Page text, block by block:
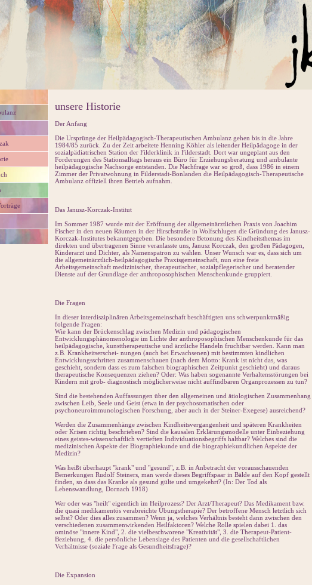
unsere Historie
Der Anfang
Die Ursprünge der Heilpädagogisch-Therapeutischen Ambulanz gehen bis in die Jahre
1984/85 zurück. Zu der Zeit arbeitete Henning Köhler als leitender Heilpädagoge in der
sozialpädiatrischen Station der Filderklinik in Filderstadt. Dort war ungeplant aus den
Forderungen des Stationsalltags heraus ein Büro für Erziehungsberatung und ambulante
heilpädagogische Nachsorge entstanden. Die Nachfrage war so groß, dass 1986 in einem
Zimmer der Privatwohnung in Filderstadt-Bonlanden die Heilpädagogisch-Therapeutische
Ambulanz offiziell ihren Betrieb aufnahm.
Das Janusz-Korczak-Institut
Im Sommer 1987 wurde mit der Eröffnung der allgemeinärztlichen Praxis von Joachim
Fischer in den neuen Räumen in der Hirschstraße in Wolfschlugen die Gründung des Janusz-
Korczak-Institutes bekanntgegeben. Die besondere Betonung des Kindheitsthemas im
direkten und übertragenen Sinne veranlasste uns, Janusz Korczak, den großen Pädagogen,
Kinderarzt und Dichter, als Namenspatron zu wählen. Unser Wunsch war es, dass sich um
die allgemeinärztlich-heilpädagogische Praxisgemeinschaft, nun eine freie
Arbeitsgemeinschaft medizinischer, therapeutischer, sozialpflegerischer und beratender
Dienste auf der Grundlage der anthroposophischen Menschenkunde gruppiert.
Die Fragen
In dieser interdisziplinären Arbeitsgemeinschaft beschäftigten uns schwerpunktmäßig
folgende Fragen:
Wie kann der Brückenschlag zwischen Medizin und pädagogischen
Entwicklungsphänomenologie im Lichte der anthroposophischen Menschenkunde für das
heilpädagogische, kunsttherapeutische und ärztliche Handeln fruchtbar werden. Kann man
z.B. Krankheitserschei- nungen (auch bei Erwachsenen) mit bestimmten kindlichen
Entwicklungsschritten zusammenschauen (nach dem Motto: Krank ist nicht das, was
geschieht, sondern dass es zum falschen biographischen Zeitpunkt geschieht) und daraus
therapeutische Konsequenzen ziehen? Oder: Was haben sogenannte Verhaltensstörungen bei
Kindern mit grob- diagnostisch möglicherweise nicht auffindbaren Organprozessen zu tun?
Sind die bestehenden Auffassungen über den allgemeinen und ätiologischen Zusammenhang
zwischen Leib, Seele und Geist (etwa in der psychosomatischen oder
psychoneuroimmunologischen Forschung, aber auch in der Steiner-Exegese) ausreichend?
Werden die Zusammenhänge zwischen Kindheitsvergangenheit und späteren Krankheiten
oder Krisen richtig beschrieben? Sind die kausalen Erklärungsmodelle unter Einbeziehung
eines geistes-wissenschaftlich vertieften Individuationsbegriffs haltbar? Welches sind die
medizinischen Aspekte der Biographiekunde und die biographiekundlichen Aspekte der
Medizin?
Was heißt überhaupt "krank" und "gesund", z.B. in Anbetracht der vorausschauenden
Bemerkungen Rudolf Steiners, man werde dieses Begriffspaar in Bälde auf den Kopf gestellt
finden, so dass das Kranke als gesund gülte und umgekehrt? (In: Der Tod als
Lebenswandlung, Dornach 1918)
Wer oder was "heilt" eigentlich im Heilprozess? Der Arzt/Therapeut? Das Medikament bzw.
die quasi medikamentös verabreichte Übungstherapie? Der betroffene Mensch letztlich sich
selbst? Oder dies alles zusammen? Wenn ja, welches Verhältnis besteht dann zwischen den
verschiedenen zusammenwirkenden Heilfaktoren? Welche Rolle spielen dabei 1. das
ominöse "innere Kind", 2. die vielbeschworene "Kreativität", 3. die Therapeut-Patient-
Beziehung, 4. die persönliche Lebenslage des Patienten und die gesellschaftlichen
Verhältnisse (soziale Frage als Gesundheitsfrage)?
Die Expansion